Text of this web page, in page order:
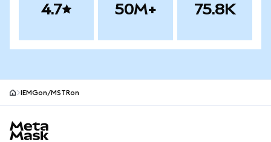
4.7 50M+ 75.8K
IEMGon/MSTRon